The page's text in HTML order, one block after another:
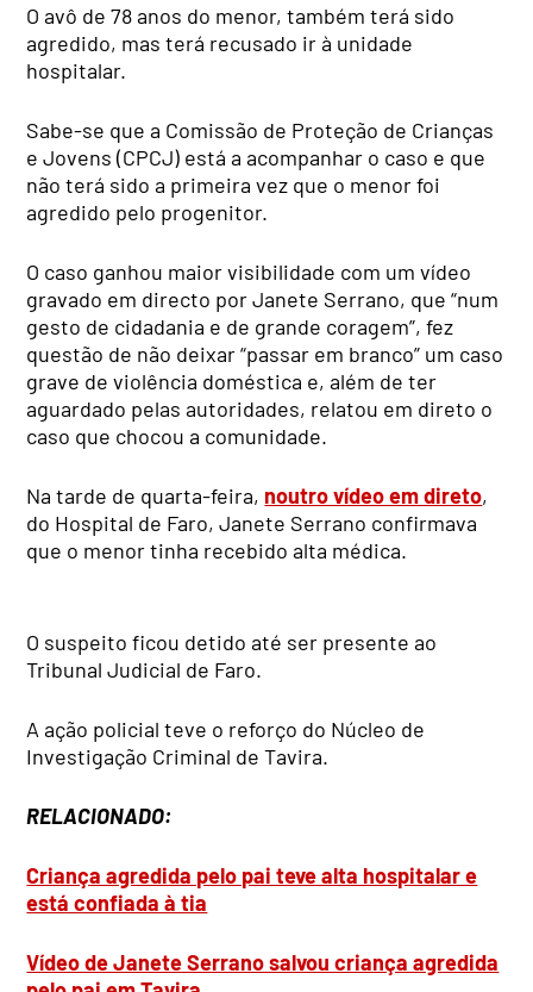
O avô de 78 anos do menor, também terá sido
agredido, mas terá recusado ir à unidade
hospitalar.
Sabe-se que a Comissão de Proteção de Crianças
e Jovens (CPCJ) está a acompanhar o caso e que
não terá sido a primeira vez que o menor foi
agredido pelo progenitor.
O caso ganhou maior visibilidade com um vídeo
gravado em directo por Janete Serrano, que “num
gesto de cidadania e de grande coragem”, fez
questão de não deixar “passar em branco” um caso
grave de violência doméstica e, além de ter
aguardado pelas autoridades, relatou em direto o
caso que chocou a comunidade.
Na tarde de quarta-feira, noutro vídeo em direto,
do Hospital de Faro, Janete Serrano confirmava
que o menor tinha recebido alta médica.
O suspeito ficou detido até ser presente ao
Tribunal Judicial de Faro.
A ação policial teve o reforço do Núcleo de
Investigação Criminal de Tavira.
RELACIONADO:
Criança agredida pelo pai teve alta hospitalar e
está confiada à tia
Vídeo de Janete Serrano salvou criança agredida